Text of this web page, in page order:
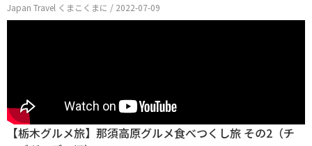
Japan Travel くまこくまに / 2022-07-09
【栃木グルメ旅】那須高原グルメ食べつくし旅 その2（チ